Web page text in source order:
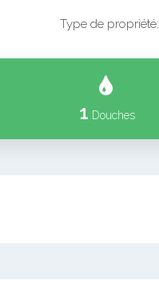
Type de propriété:
1 Douches